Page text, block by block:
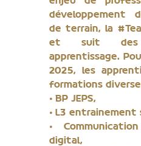
développement
de terrain, la
et suit des
apprentissage.
2025, les
formations
⦁ BP JEPS,
⦁ L3
⦁
digital,